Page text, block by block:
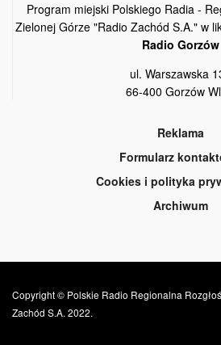
Program miejski Polskiego Radia -
Zielonej Górze "Radio Zachód S.A." w
Radio Gorzów
ul. Warszawska
66-400 Gorzów
Reklama
Formularz
Cookies i polityka
Archiwum
Copyright © Polskie Radio Regionalna
Zachód S.A. 2022.